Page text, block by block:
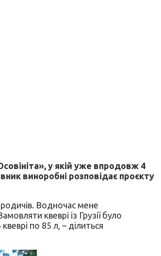
у якій уже впродовж 4
виноробні розповідає проєкту
Водночас мене
квеврі із Грузії було
по 85 л, – ділиться